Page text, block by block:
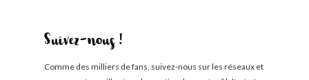
Suivez-nous !
Comme des milliers de fans, suivez-nous sur les réseaux et